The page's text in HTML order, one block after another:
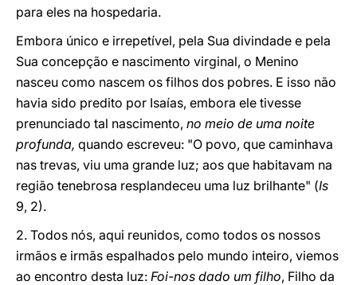
para eles na hospedaria.
Embora único e irrepetível, pela Sua divindade e pela
Sua concepção e nascimento virginal, o Menino
nasceu como nascem os filhos dos pobres. E isso não
havia sido predito por Isaías, embora ele tivesse
prenunciado tal nascimento, no meio de uma noite
profunda, quando escreveu: "O povo, que caminhava
nas trevas, viu uma grande luz; aos que habitavam na
região tenebrosa resplandeceu uma luz brilhante" (Is
9, 2).
2. Todos nós, aqui reunidos, como todos os nossos
irmãos e irmãs espalhados pelo mundo inteiro, viemos
ao encontro desta luz: Foi-nos dado um filho, Filho da